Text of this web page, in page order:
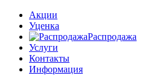
Акции
Уценка
Распродажа
Услуги
Контакты
Информация